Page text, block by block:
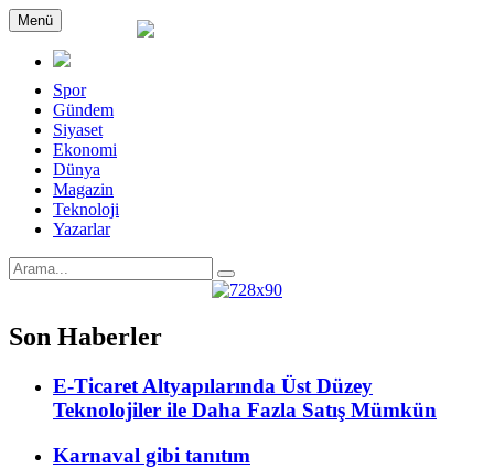
Menü
Spor
Gündem
Siyaset
Ekonomi
Dünya
Magazin
Teknoloji
Yazarlar
Son Haberler
E-Ticaret Altyapılarında Üst Düzey
Teknolojiler ile Daha Fazla Satış Mümkün
Karnaval gibi tanıtım